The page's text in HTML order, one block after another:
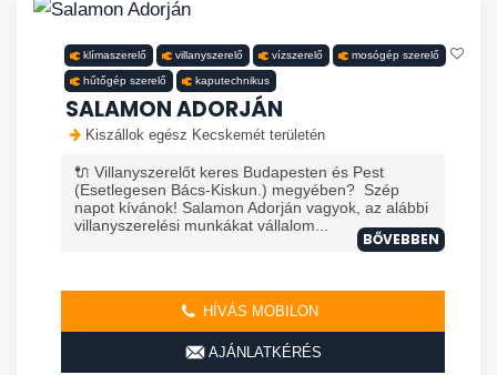
klímaszerelő villanyszerelő vízszerelő mosógép szerelő
hűtőgép szerelő kaputechnikus
SALAMON ADORJÁN
Kiszállok egész Kecskemét területén
🔌 Villanyszerelőt keres Budapesten és Pest
(Esetlegesen Bács-Kiskun.) megyében? Szép
napot kívánok! Salamon Adorján vagyok, az alábbi
villanyszerelési munkákat vállalom...
BŐVEBBEN
HÍVÁS MOBILON
AJÁNLATKÉRÉS